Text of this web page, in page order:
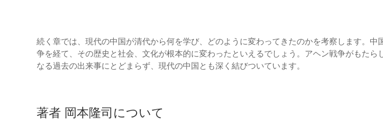
続く章では、現代の中国が清代から何を学び、どのように変わってきたのかを考察します。中
争を経て、その歴史と社会、文化が根本的に変わったといえるでしょう。アヘン戦争がもたら
なる過去の出来事にとどまらず、現代の中国とも深く結びついています。
著者 岡本隆司について